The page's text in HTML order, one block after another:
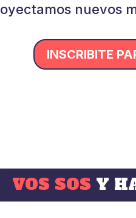
nuevos
INSCRIBITE
VOS SOS Y